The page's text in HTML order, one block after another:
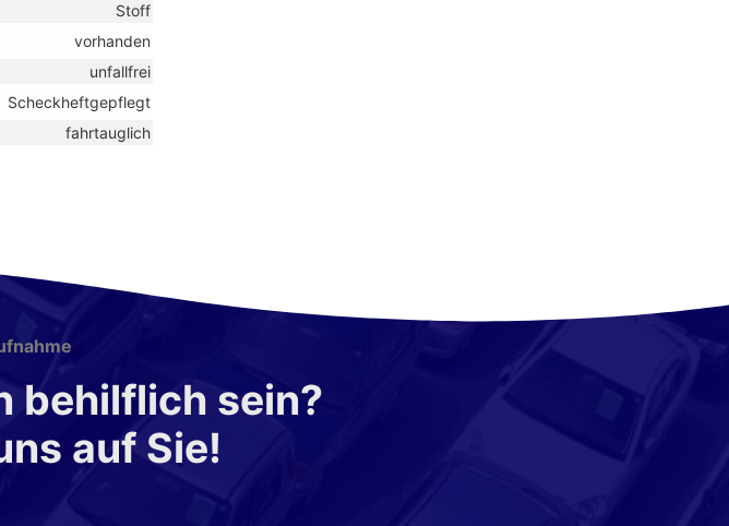
Stoff
vorhanden
unfallfrei
Scheckheftgepflegt
fahrtauglich
behilflich sein?
auf Sie!